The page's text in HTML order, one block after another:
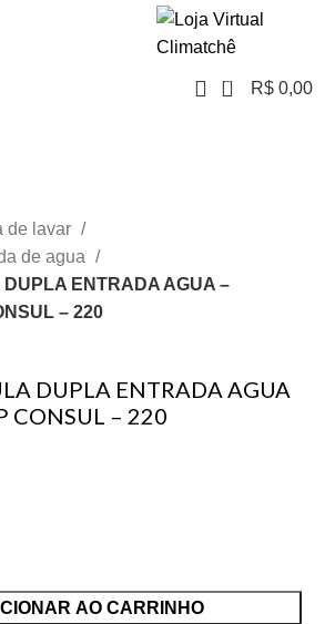
0 R$ 0,00
de lavar
de agua
ENTRADA AGUA –
– 220
DUPLA ENTRADA AGUA
CONSUL – 220
AO CARRINHO